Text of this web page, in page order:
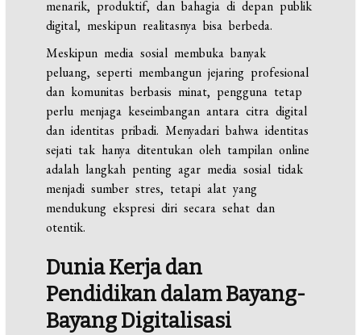
menarik, produktif, dan bahagia di depan publik
digital, meskipun realitasnya bisa berbeda.
Meskipun media sosial membuka banyak
peluang, seperti membangun jejaring profesional
dan komunitas berbasis minat, pengguna tetap
perlu menjaga keseimbangan antara citra digital
dan identitas pribadi. Menyadari bahwa identitas
sejati tak hanya ditentukan oleh tampilan online
adalah langkah penting agar media sosial tidak
menjadi sumber stres, tetapi alat yang
mendukung ekspresi diri secara sehat dan
otentik.
Dunia Kerja dan
Pendidikan dalam Bayang-
Bayang Digitalisasi